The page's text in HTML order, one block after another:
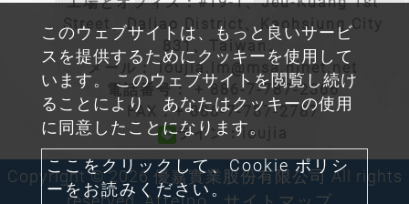
このウェブサイトは、もっと良いサービ
スを提供するためにクッキーを使用して
います。 このウェブサイトを閲覧し続け
ることにより、あなたはクッキーの使用
に同意したことになります。
ここをクリックして、Cookie ポリシ
ーをお読みください。
Street、Daliao District、Kaohsiung City
831、Taiwan。
メール：ioujia.lm@msa.hinet.net
電話番号：+ 886-7-787-2366
FAX：+ 886-7-787-2787
ライン：ioujia
Copyright © 2026 優嘉實業股份有限公司 All rights